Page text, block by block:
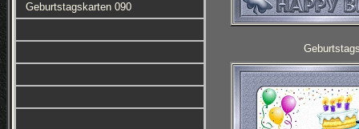
Geburtstagskarten 090